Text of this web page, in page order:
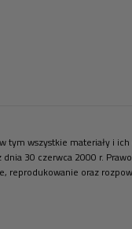
tym wszystkie materiały i
30 czerwca 2000 r.
reprodukowanie oraz